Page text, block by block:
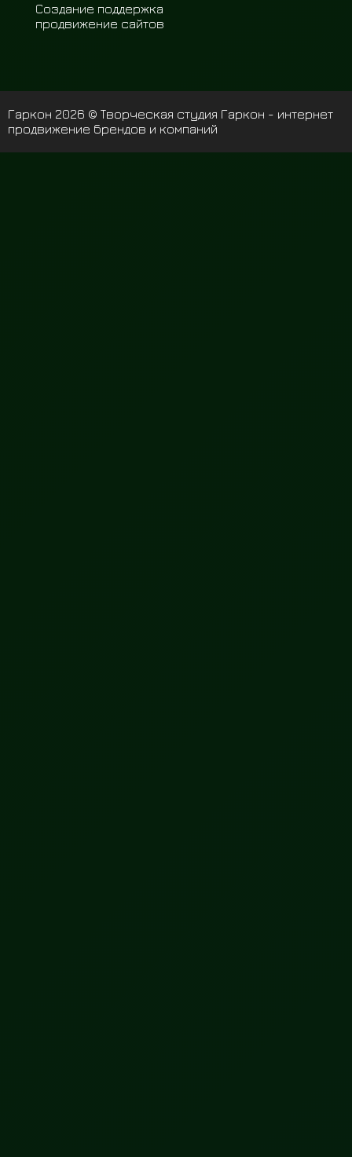
Создание поддержка
продвижение сайтов
Гаркон 2026 © Творческая студия Гаркон - интернет
продвижение брендов и компаний